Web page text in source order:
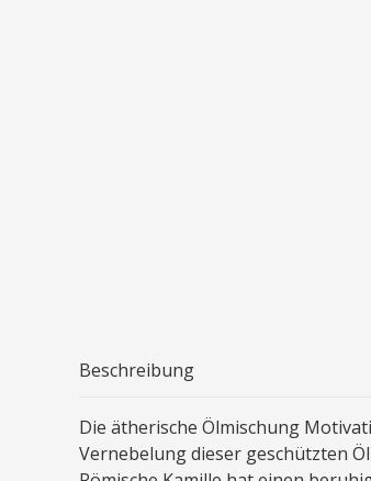
Beschreibung
Die ätherische Ölmischung
Vernebelung dieser geschützten